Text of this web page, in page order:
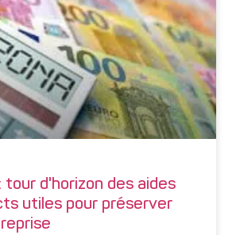
tour d'horizon des aides
utiles pour préserver